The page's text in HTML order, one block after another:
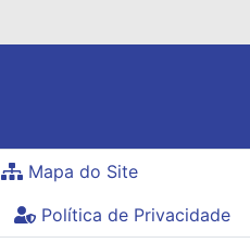
Mapa do Site
Política de Privacidade